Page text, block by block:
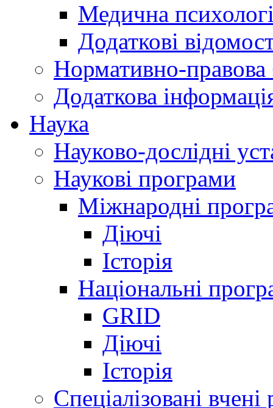
Медична
Додаткові
Нормативно-правова
Додаткова
Наука
Науково-дослідні
Наукові програми
Міжнародні
Діючі
Історія
Національні
GRID
Діючі
Історія
Спеціалізовані вчені